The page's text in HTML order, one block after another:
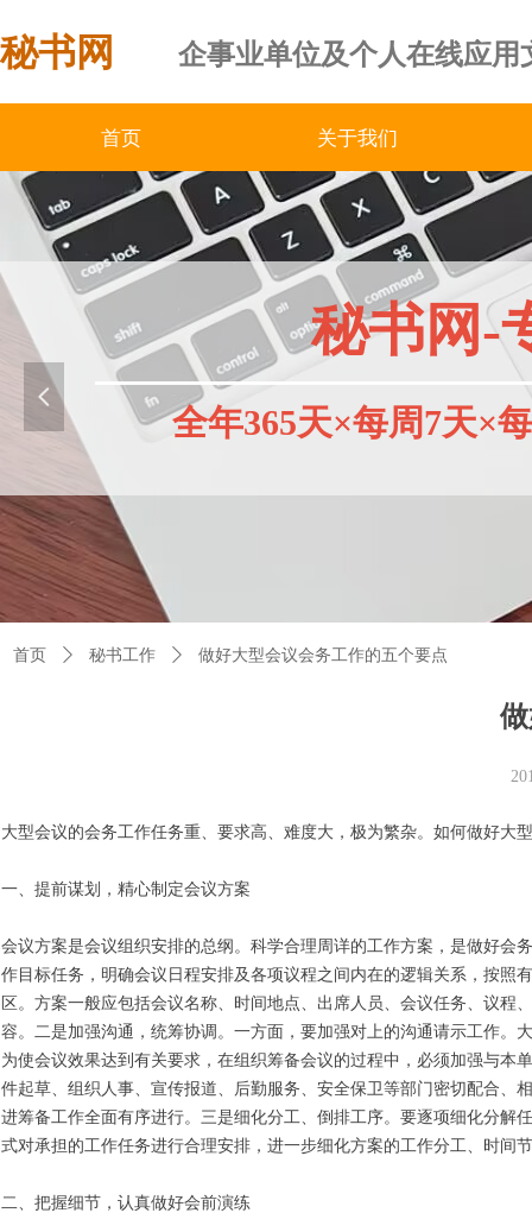
秘书网-
全年365天×每周7天×
넳
首页 关于我们
企事业单位及个人在线应用
秘书网
首页 ꄲ 秘书工作 ꄲ 做好大型会议会务工作的五个要点
大型会议的会务工作任务重、要求高、难度大，极为繁杂。如何做好大
一、提前谋划，精心制定会议方案
会议方案是会议组织安排的总纲。科学合理周详的工作方案，是做好会
作目标任务，明确会议日程安排及各项议程之间内在的逻辑关系，按照
区。方案一般应包括会议名称、时间地点、出席人员、会议任务、议
容。二是加强沟通，统筹协调。一方面，要加强对上的沟通请示工作。
为使会议效果达到有关要求，在组织筹备会议的过程中，必须加强与
件起草、组织人事、宣传报道、后勤服务、安全保卫等部门密切配合、
进筹备工作全面有序进行。三是细化分工、倒排工序。要逐项细化分解
式对承担的工作任务进行合理安排，进一步细化方案的工作分工、时间
二、把握细节，认真做好会前演练